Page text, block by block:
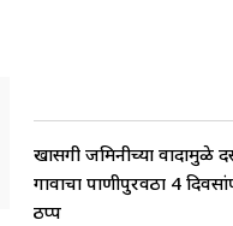
खासगी जमिनीच्या वादामुळे
गावाचा पाणीपुरवठा 4
ठप्प